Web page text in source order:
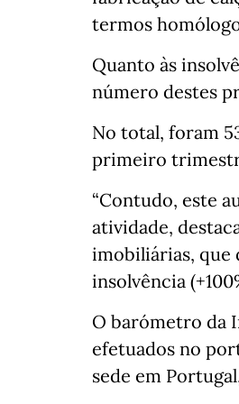
termos
Quanto às
número destes
No total, foram
primeiro
“Contudo, este
atividade,
imobiliárias, que
insolvência
O barómetro da
efetuados no
sede em